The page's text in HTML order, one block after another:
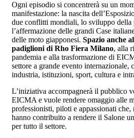
Ogni episodio si concentrerà su un
manifestazione: la nascita
due conflitti mondiali, lo sviluppo della
l’affermazione delle grandi Case
delle moto giapponesi. Spazio anche
padiglioni di Rho Fiera Milano, alla
pandemia e alla trasformazione di
settore a grande evento internazionale,
industria, istituzioni, sport, cultura e
L’iniziativa accompagnerà il pubblico
EICMA e vuole rendere omaggio alle
professionisti, piloti e appassionati che,
hanno contribuito a rendere il Salone
per tutto il settore.